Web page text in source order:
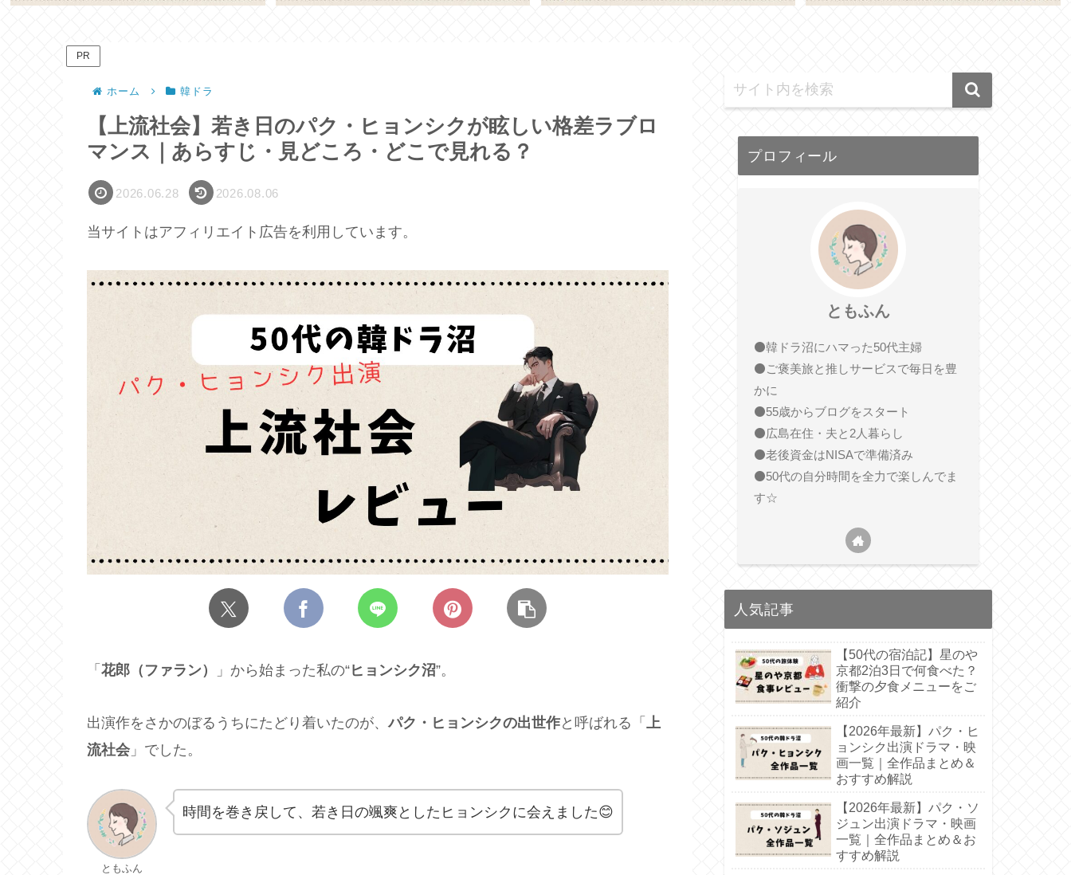
PR
ホーム 韓ドラ
【上流社会】若き日のパク・ヒョンシクが眩しい格差ラブロ
マンス｜あらすじ・見どころ・どこで見れる？
2026.06.28 2026.08.06
当サイトはアフィリエイト広告を利用しています。
「 花郎（ファラン） 」から始まった私の“ヒョンシク沼”。
出演作をさかのぼるうちにたどり着いたのが、パク・ヒョンシクの出世作と呼ばれる「
上
流社会」でした。
ともふん
時間を巻き戻して、若き日の颯爽としたヒョンシクに会えました😊
プロフィール
ともふん
⚫️韓ドラ沼にハマった50代主婦
⚫️ご褒美旅と推しサービスで毎日を豊
かに
⚫️55歳からブログをスタート
⚫️広島在住・夫と2人暮らし
⚫️老後資金はNISAで準備済み
⚫️50代の自分時間を全力で楽しんでま
す☆
人気記事
【50代の宿泊記】星のや
京都2泊3日で何食べた？
衝撃の夕食メニューをご
紹介
【2026年最新】パク・ヒ
ョンシク出演ドラマ・映
画一覧｜全作品まとめ＆
おすすめ解説
【2026年最新】パク・ソ
ジュン出演ドラマ・映画
一覧｜全作品まとめ＆お
すすめ解説